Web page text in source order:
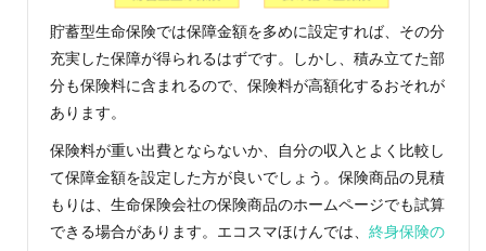
べく
安全
に資
産運
用を
い人
6.3
小さ
な子
供が
貯蓄型生命保険では保障金額を多めに設定すれば、その分
充実した保障が得られるはずです。しかし、積み立てた部
分も保険料に含まれるので、保険料が高額化するおそれが
あります。
保険料が重い出費とならないか、自分の収入とよく比較し
て保障金額を設定した方が良いでしょう。保険商品の見積
もりは、生命保険会社の保険商品のホームページでも試算
できる場合があります。エコスマほけんでは、 終身保険の